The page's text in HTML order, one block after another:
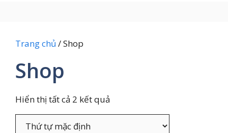
Trang chủ / Shop
Shop
Hiển thị tất cả 2 kết quả